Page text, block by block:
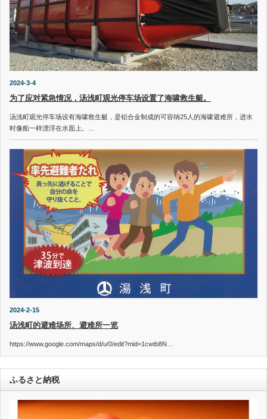
2024-3-4
为了应对紧急情况，汤浅町观光停车场设置了海啸救生艇。
汤浅町观光停车场设有海啸救生艇，是铝合金制成的可容纳25人的海啸避难所，进水
时像船一样漂浮在水面上。…
2024-2-15
汤浅町的避难场所、避难所一览
https://www.google.com/maps/d/u/0/edit?mid=1cwtb8N…
ふるさと納税